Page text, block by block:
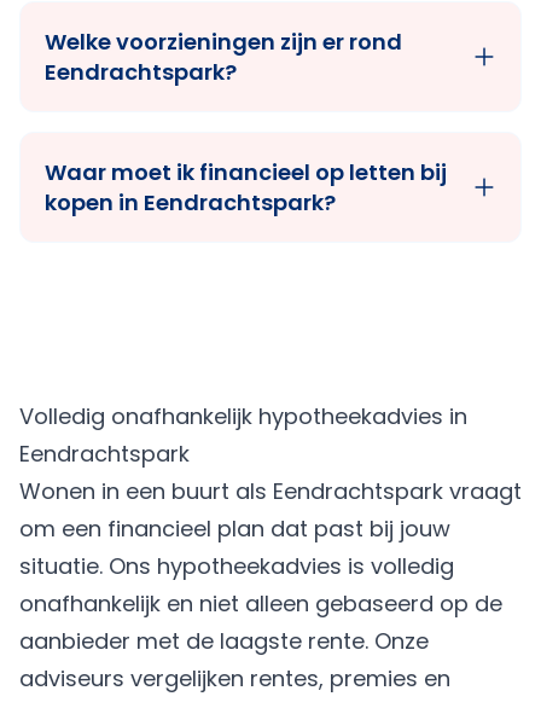
Welke voorzieningen zijn er rond
Eendrachtspark?
Waar moet ik financieel op letten bij
kopen in Eendrachtspark?
Volledig onafhankelijk hypotheekadvies in
Eendrachtspark
Wonen in een buurt als Eendrachtspark vraagt
om een financieel plan dat past bij jouw
situatie. Ons hypotheekadvies is volledig
onafhankelijk en niet alleen gebaseerd op de
aanbieder met de laagste rente. Onze
adviseurs vergelijken rentes, premies en